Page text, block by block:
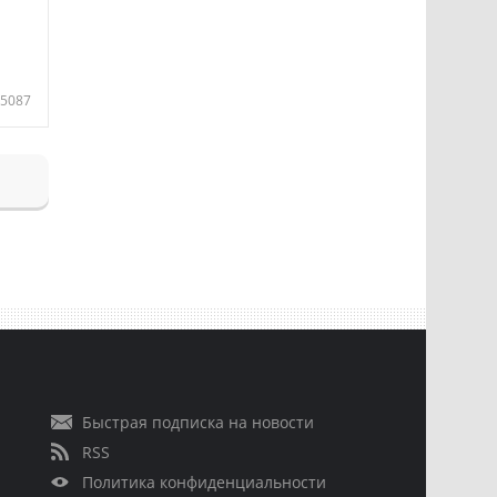
5087
Быстрая подписка на новости
RSS
Политика конфиденциальности